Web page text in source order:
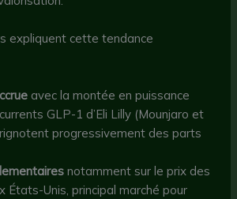
expliquent cette tendance
avec la montée en puissance
GLP-1 d’Eli Lilly (Mounjaro et
progressivement des parts
notamment sur le prix des
États-Unis, principal marché pour